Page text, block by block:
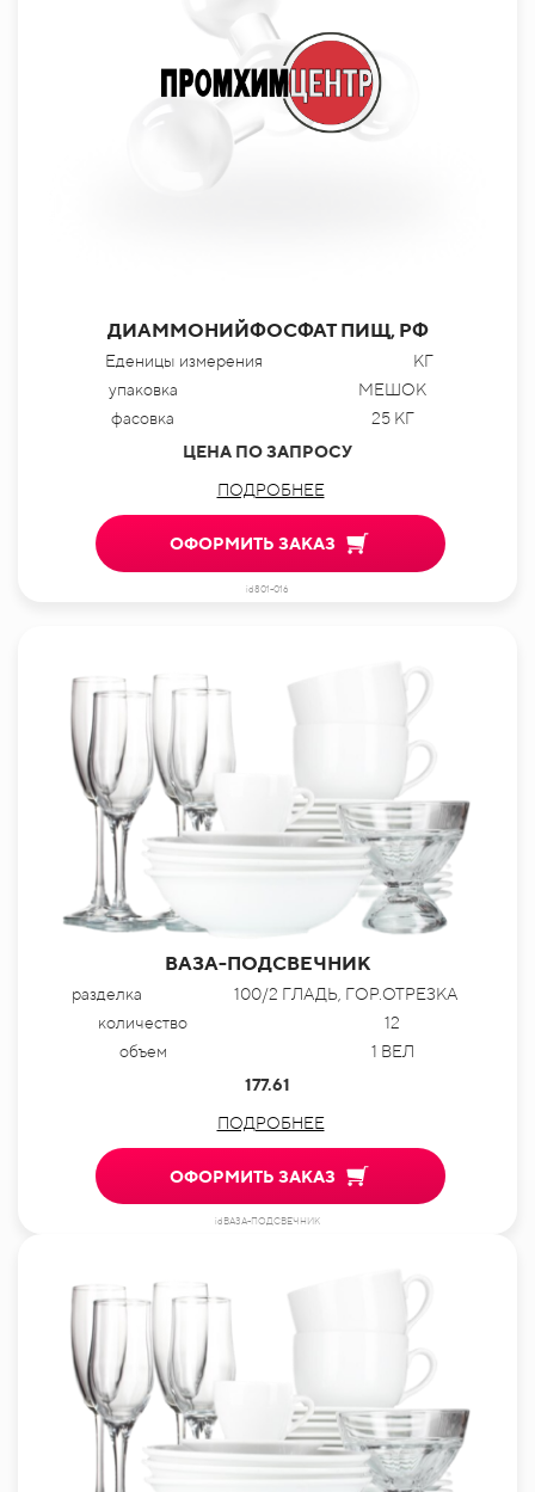
ДИАММОНИЙФОСФАТ ПИЩ, РФ
Еденицы измерения
КГ
упаковка
МЕШОК
фасовка
25 КГ
ЦЕНА ПО ЗАПРОСУ
ПОДРОБНЕЕ
ОФОРМИТЬ ЗАКАЗ
id801-016
ВАЗА-ПОДСВЕЧНИК
разделка
100/2 ГЛАДЬ, ГОР.ОТРЕЗКА
количество
12
объем
1 ВЕЛ
177.61
ПОДРОБНЕЕ
ОФОРМИТЬ ЗАКАЗ
idВАЗА-ПОДСВЕЧНИК